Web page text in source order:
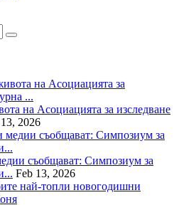
на Асоциацията за изследване
2026
съобщават: Симпозиум за
Feb 13, 2026